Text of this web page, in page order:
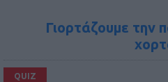
Γιορτάζουμε την
QUIZ